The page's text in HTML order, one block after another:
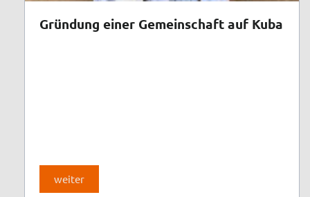
Gründung einer Gemeinschaft auf Kuba
weiter